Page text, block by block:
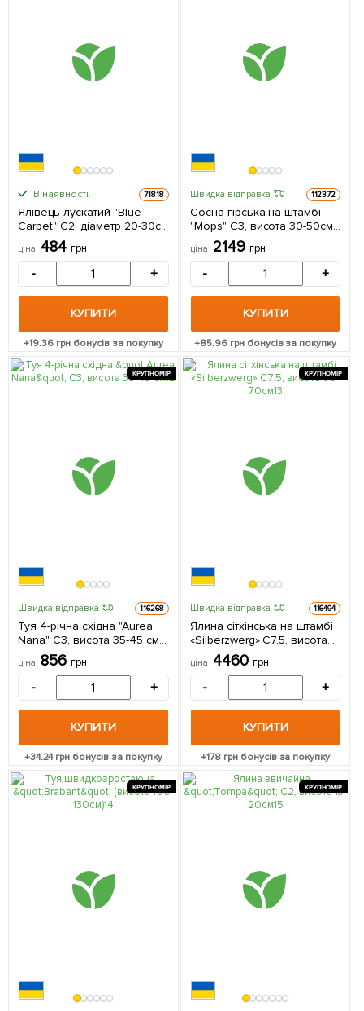
В наявності. 71818
Ялівець лускатий "Blue
Carpet" С2, діаметр 20-30см
1 саджанець в упаковці
ціна 484 грн
- +
КУПИТИ
+19.36грн бонусів за покупку
Швидка відправка 112372
Сосна гірська на штамбі
"Mops" С3, висота 30-50см 1
саджанець в упаковці
ціна 2149 грн
- +
КУПИТИ
+85.96грн бонусів за покупку
КРУПНОМІР
Швидка відправка 116268
Туя 4-річна східна "Aurea
Nana" С3, висота 35-45 см 1
саджанець в упаковці
ціна 856 грн
- +
КУПИТИ
+34.24грн бонусів за покупку
КРУПНОМІР
Швидка відправка 116494
Ялина сітхінська на штамбі
«Silberzwerg» С7.5, висота
60-70см 1 саджанець в
упаковці
ціна 4460 грн
- +
КУПИТИ
+178грн бонусів за покупку
КРУПНОМІР КРУПНОМІР